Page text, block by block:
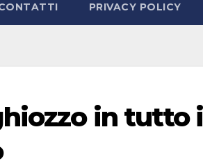
PRIVACY POLICY
in tutto